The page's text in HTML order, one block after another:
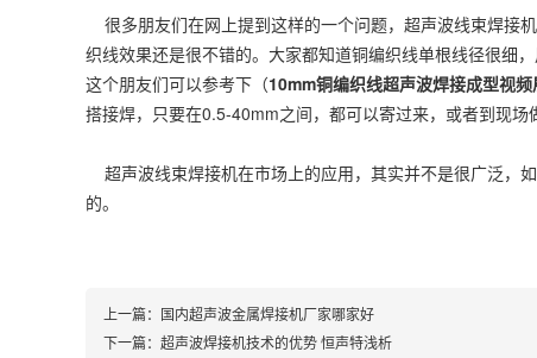
很多朋友们在网上提到这样的一个问题，超声波线束焊接
织线效果还是很不错的。大家都知道铜编织线单根线径很细
这个朋友们可以参考下（10mm铜编织线超声波焊接成型视频
搭接焊，只要在0.5-40mm之间，都可以寄过来，或者到现场
超声波线束焊接机在市场上的应用，其实并不是很广泛，
的。
上一篇： 国内超声波金属焊接机厂家哪家好
下一篇： 超声波焊接机技术的优势 恒声特浅析